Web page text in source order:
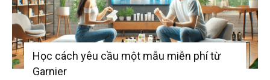
Học cách yêu cầu một mẫu miễn phí từ
Garnier